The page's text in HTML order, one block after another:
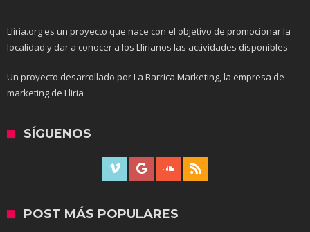
Lliria.org es un proyecto que nace con el objetivo de promocionar la
localidad y dar a conocer a los Llirianos las actividades disponibles
Un proyecto desarrollado por La Barrica Marketing, la empresa de
marketing de Lliria
SÍGUENOS
POST MÁS POPULARES